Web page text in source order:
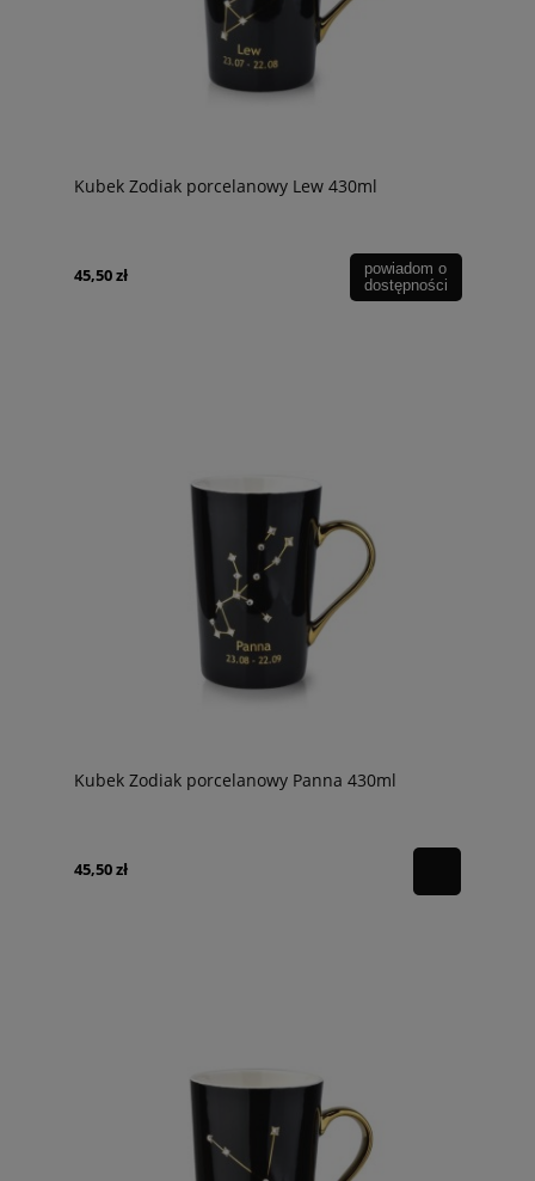
Kubek Zodiak porcelanowy Lew 430ml
45,50 zł
powiadom o
dostępności
Kubek Zodiak porcelanowy Panna 430ml
45,50 zł